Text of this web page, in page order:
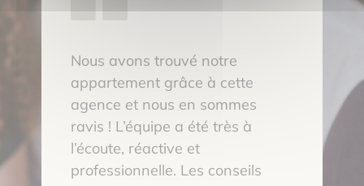
Nous avons trouvé notre
appartement grâce à cette
agence et nous en sommes
ravis ! L’équipe a été très à
l’écoute, réactive et
professionnelle. Les conseils